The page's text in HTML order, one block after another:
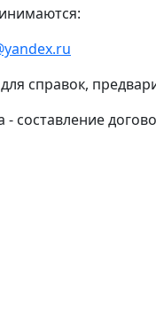
справок,
составление